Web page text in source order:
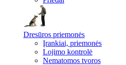
Dresūros priemonės
Įrankiai, priemonės
Lojimo kontrolė
Nematomos tvoros